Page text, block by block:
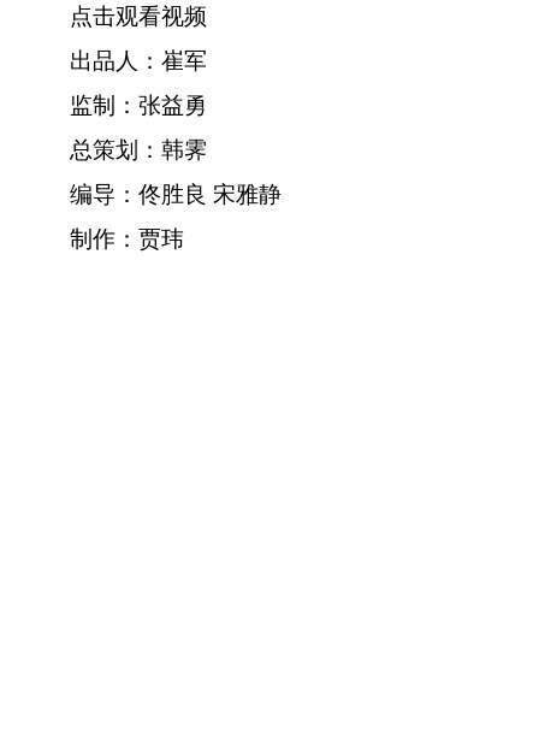
点击观看视频
出品人：崔军
监制：张益勇
总策划：韩霁
编导：佟胜良 宋雅静
制作：贾玮